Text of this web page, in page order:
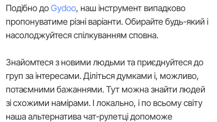
Подібно доGydoo, наш інструмент випадково
пропонуватиме різні варіанти. Обирайте будь-який і
насолоджуйтеся спілкуванням сповна.
Знайомтеся з новими людьми та приєднуйтеся до
груп за інтересами. Діліться думками і, можливо,
потаємними бажаннями. Тут можна знайти людей
зі схожими намірами. І локально, і по всьому світу
наша альтернатива чат-рулетці допоможе